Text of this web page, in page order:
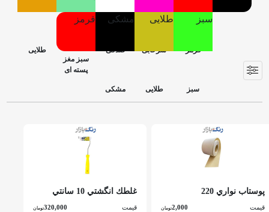
سبز طلایی مشکی قرمز
پوستاب نواري 220
قیمت 2,000تومان
غلطك انگشتي 10 سانتي
قیمت 320,000تومان